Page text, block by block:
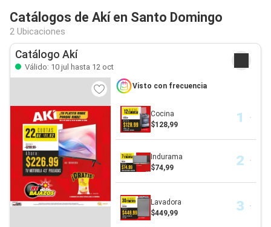
Catálogos de Akí en Santo Domingo
2 Ubicaciones
Catálogo Akí
Válido: 10 jul hasta 12 oct
Visto con frecuencia
Cocina
$128,99
Indurama
$74,99
Lavadora
$449,99